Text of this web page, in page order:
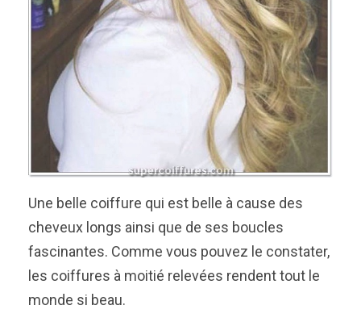
Une belle coiffure qui est belle à cause des
cheveux longs ainsi que de ses boucles
fascinantes. Comme vous pouvez le constater,
les coiffures à moitié relevées rendent tout le
monde si beau.